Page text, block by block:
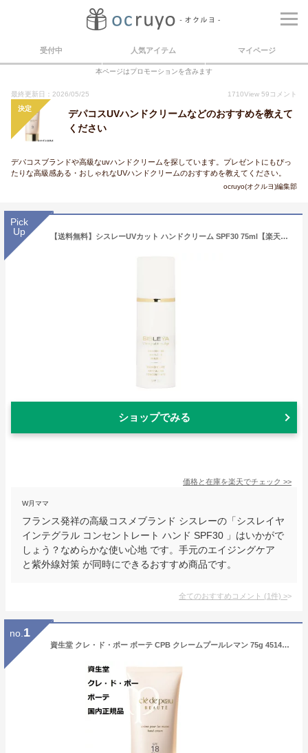
受付中 人気アイテム マイページ
本ページはプロモーションを含みます
最終更新日：2026/05/25 1710View 59 コメント
決定
デパコスUVハンドクリームなどのおすすめを教えて
ください
デパコスブランドや高級なuvハンドクリームを探しています。プレゼントにもぴっ
たりな高級感ある・おしゃれなUVハンドクリームのおすすめを教えてください。
ocruyo(オクルヨ)編集部
Pick
Up
【送料無料】シスレーUVカット ハンドクリーム SPF30 75ml【楽天海外直送】
ショップでみる
価格と在庫を楽天でチェック >>
W月ママ
フランス発祥の高級コスメブランド シスレーの「シスレイヤ
インテグラル コンセントレート ハンド SPF30 」はいかがで
しょう？なめらかな使い心地 です。手元のエイジングケア
と紫外線対策 が同時にできるおすすめ商品です。
全てのおすすめコメント (1件) >
no. 1
資生堂 クレ・ド・ポー ボーテ CPB クレームプールレマン 75g 4514254672495 医薬部外品 ハンドクリーム SPF18・PA++ 日焼け止めクリーム UVカット 日焼け止め クレドポーボーテ Cle de Peau Beaute SHISEIDO クレドポー スキンケア エイジングケア 保湿 国内正規品 送料無料